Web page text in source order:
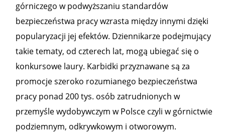
górniczego w podwyższaniu standardów
bezpieczeństwa pracy wzrasta między innymi dzięki
popularyzacji jej efektów. Dziennikarze podejmujący
takie tematy, od czterech lat, mogą ubiegać się o
konkursowe laury. Karbidki przyznawane są za
promocje szeroko rozumianego bezpieczeństwa
pracy ponad 200 tys. osób zatrudnionych w
przemyśle wydobywczym w Polsce czyli w górnictwie
podziemnym, odkrywkowym i otworowym.